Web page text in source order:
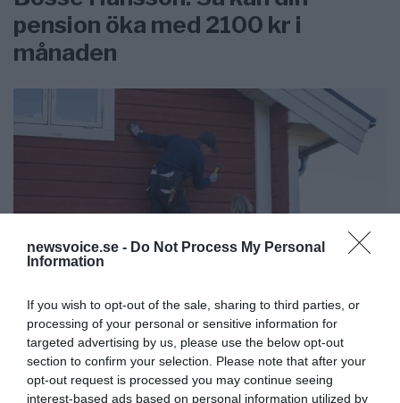
newsvoice.se - Do Not Process My Personal
Information
If you wish to opt-out of the sale, sharing to third parties, or
processing of your personal or sensitive information for
targeted advertising by us, please use the below opt-out
section to confirm your selection. Please note that after your
opt-out request is processed you may continue seeing
interest-based ads based on personal information utilized by
pension öka med 2100 kr i
månaden
Regeringen ger bidrag för
energieffektivare bostäder –
Ansök 1 september